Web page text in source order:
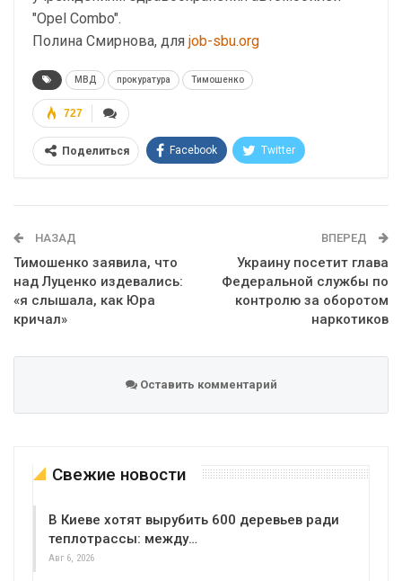
"Opel Combo".
Полина Смирнова, для job-sbu.org
МВД прокуратура Тимошенко
727
Поделиться Facebook Twitter
НАЗАД
Тимошенко заявила, что
над Луценко издевались:
«я слышала, как Юра
кричал»
ВПЕРЕД
Украину посетит глава
Федеральной службы по
контролю за оборотом
наркотиков
Оставить комментарий
Свежие новости
В Киеве хотят вырубить 600 деревьев ради
теплотрассы: между…
Авг 6, 2026